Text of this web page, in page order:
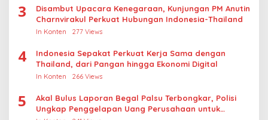
3
Disambut Upacara Kenegaraan, Kunjungan PM Anutin
Charnvirakul Perkuat Hubungan Indonesia-Thailand
In Konten 277 Views
4
Indonesia Sepakat Perkuat Kerja Sama dengan
Thailand, dari Pangan hingga Ekonomi Digital
In Konten 266 Views
5
Akal Bulus Laporan Begal Palsu Terbongkar, Polisi
Ungkap Penggelapan Uang Perusahaan untuk